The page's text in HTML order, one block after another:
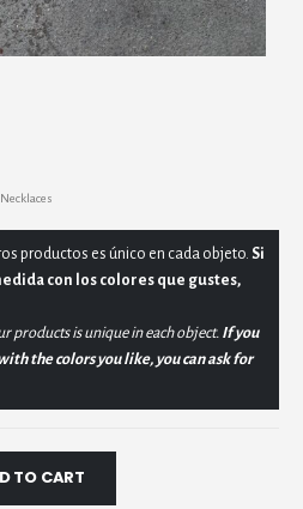
productos es único en cada objeto. Si
con los colores que gustes,
products is unique in each object. If you
the colors you like, you can ask for
TO CART